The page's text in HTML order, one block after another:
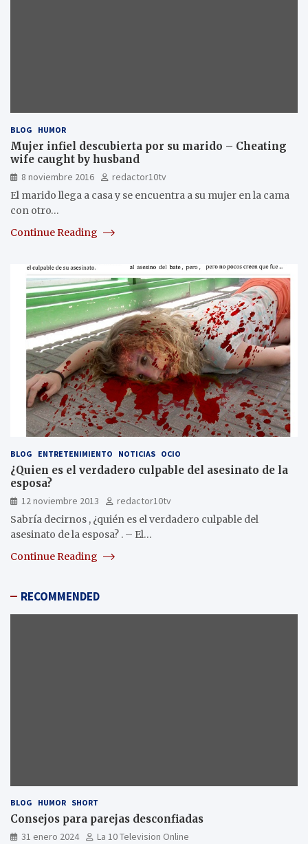
BLOG HUMOR
Mujer infiel descubierta por su marido – Cheating
wife caught by husband
8 noviembre 2016
redactor10tv
El marido llega a casa y se encuentra a su mujer en la cama
con otro…
Continue Reading
BLOG ENTRETENIMIENTO NOTICIAS OCIO
¿Quien es el verdadero culpable del asesinato de la
esposa?
12 noviembre 2013
redactor10tv
Sabría decirnos , ¿quién es el verdadero culpable del
asesinato de la esposa? . – El…
Continue Reading
RECOMMENDED
BLOG HUMOR SHORT
Consejos para parejas desconfiadas
31 enero 2024 La 10 Television Online